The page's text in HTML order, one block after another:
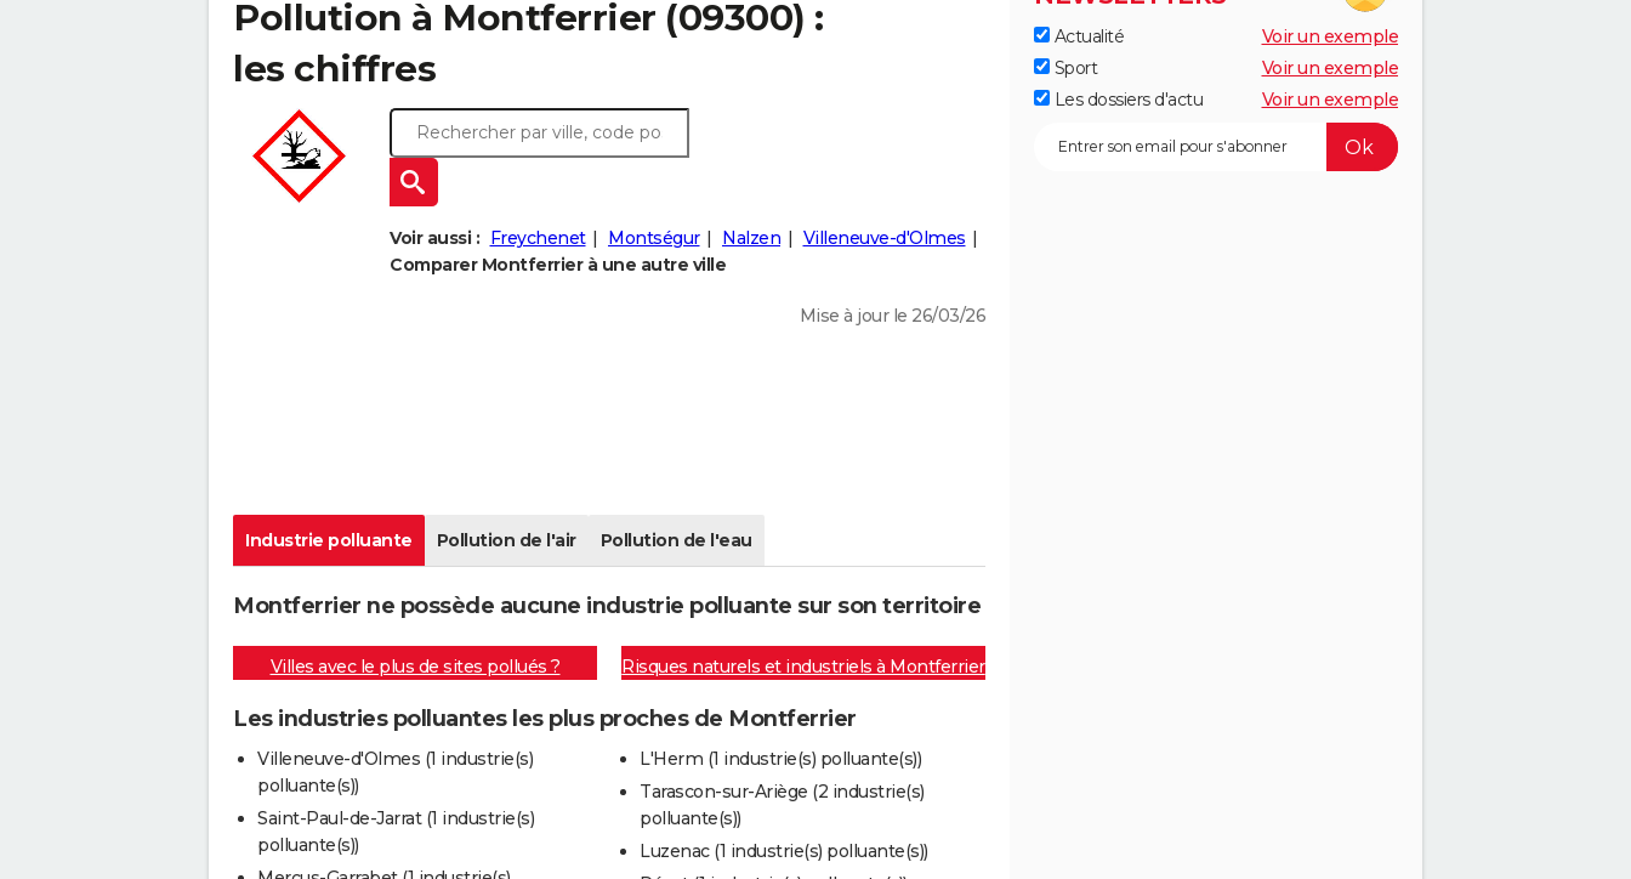
Pollution à Montferrier (09300) :
les chiffres
Voir aussi : Freychenet Montségur Nalzen
Villeneuve-d'Olmes
Comparer Montferrier à une autre ville
Mise à jour le 26/03/26
Industrie polluante Pollution de l'air Pollution de l'eau
Montferrier ne possède aucune industrie polluante sur son territoire
Villes avec le plus de sites pollués ? Risques naturels et industriels à Montferrier
Les industries polluantes les plus proches de Montferrier
Villeneuve-d'Olmes (1 industrie(s)
polluante(s))
Saint-Paul-de-Jarrat (1 industrie(s)
polluante(s))
L'Herm (1 industrie(s) polluante(s))
Tarascon-sur-Ariège (2 industrie(s)
polluante(s))
Luzenac (1 industrie(s) polluante(s))
Actualité
Voir un exemple
Sport
Voir un exemple
Les dossiers d'actu
Voir un exemple